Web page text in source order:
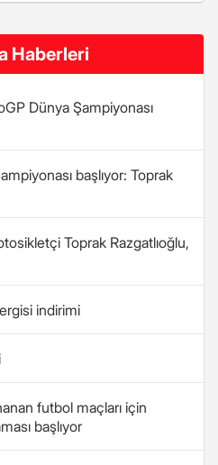
Haberleri
Dünya Şampiyonası
başlıyor: Toprak
Toprak Razgatlıoğlu,
indirimi
futbol maçları için
başlıyor